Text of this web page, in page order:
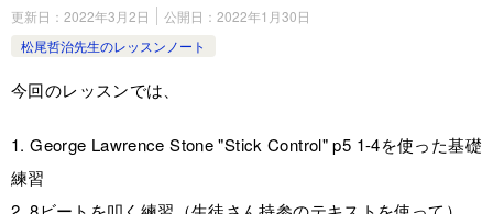
更新日： 2022年3月2日 公開日： 2022年1月30日
松尾哲治先生のレッスンノート
今回のレッスンでは、
1. George Lawrence Stone "Stick Control" p5 1-4を使った基礎
練習